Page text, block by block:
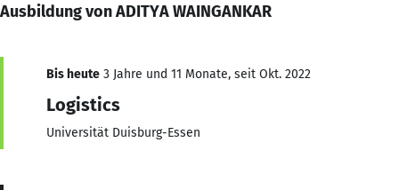
Ausbildung von ADITYA WAINGANKAR
Bis heute 3 Jahre und 11 Monate, seit Okt. 2022
Logistics
Universität Duisburg-Essen